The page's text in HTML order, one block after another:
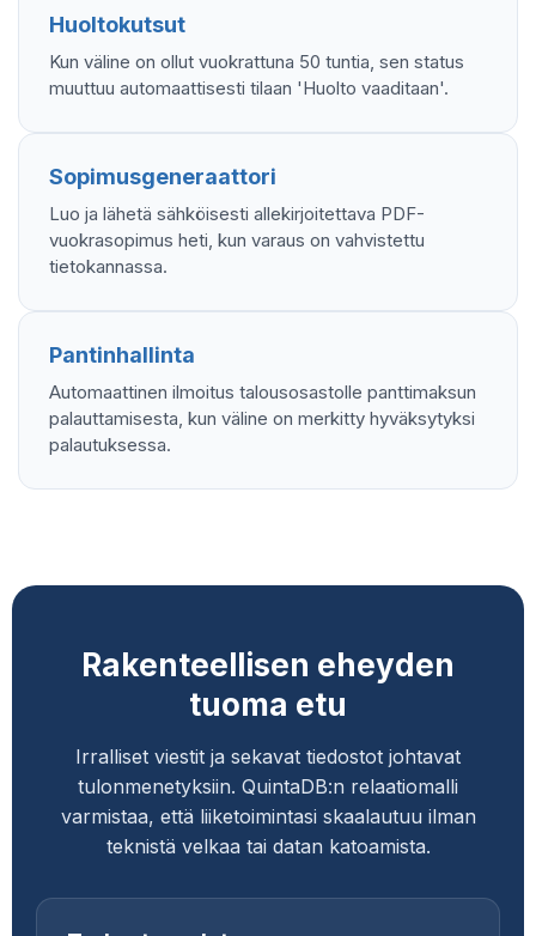
Huoltokutsut
Kun väline on ollut vuokrattuna 50 tuntia, sen status
muuttuu automaattisesti tilaan 'Huolto vaaditaan'.
Sopimusgeneraattori
Luo ja lähetä sähköisesti allekirjoitettava PDF-
vuokrasopimus heti, kun varaus on vahvistettu
tietokannassa.
Pantinhallinta
Automaattinen ilmoitus talousosastolle panttimaksun
palauttamisesta, kun väline on merkitty hyväksytyksi
palautuksessa.
Rakenteellisen eheyden
tuoma etu
Irralliset viestit ja sekavat tiedostot johtavat
tulonmenetyksiin. QuintaDB:n relaatiomalli
varmistaa, että liiketoimintasi skaalautuu ilman
teknistä velkaa tai datan katoamista.